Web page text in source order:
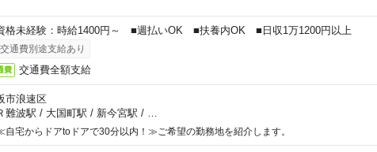
格未経験：時給1400円～ ■週払いOK ■扶養内OK ■日収1万1200円以上
交通費別途支給あり
費 交通費全額支給
市浪速区
難波駅 / 大国町駅 / 新今宮駅 /
自宅からドアtoドアで30分以内！≫ご希望の勤務地を紹介します。